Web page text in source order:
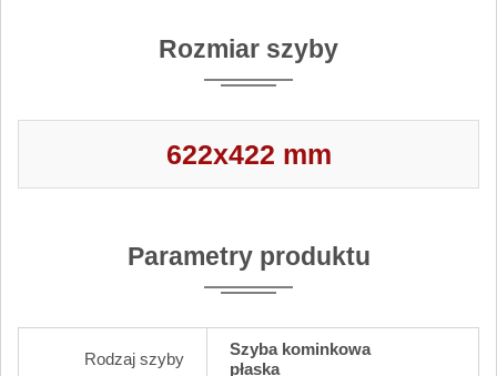
Rozmiar szyby
622x422 mm
Parametry produktu
Rodzaj szyby
Szyba kominkowa
płaska